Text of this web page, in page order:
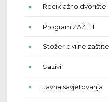
Reciklažno dvorište
Program ZAŽELI
Stožer civilne zaštite
Sazivi
Javna savjetovanja